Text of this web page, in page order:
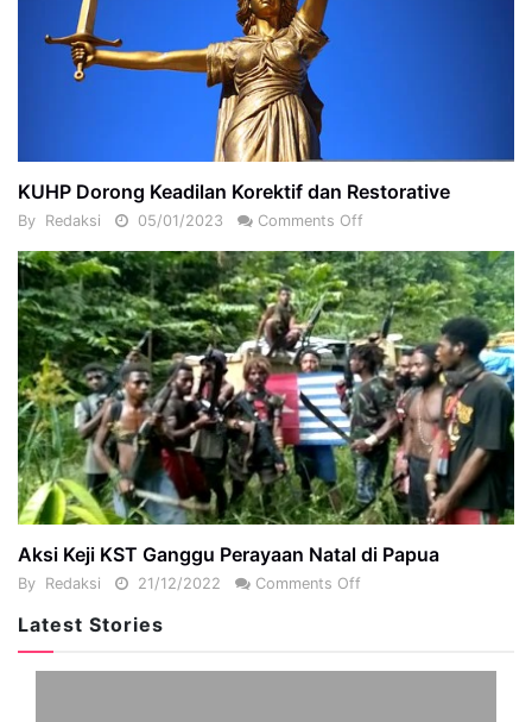
KUHP Dorong Keadilan Korektif dan Restorative
By Redaksi 05/01/2023 Comments Off
Aksi Keji KST Ganggu Perayaan Natal di Papua
By Redaksi 21/12/2022 Comments Off
Latest Stories